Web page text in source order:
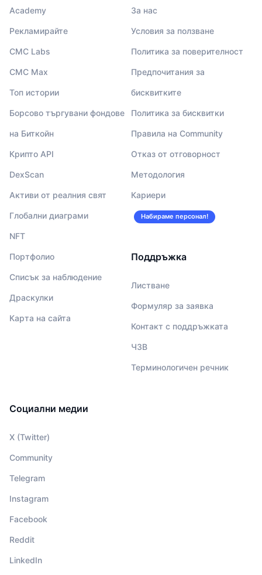
Academy
Рекламирайте
CMC Labs
CMC Max
Топ истории
Борсово търгувани фондове
на Биткойн
Крипто API
DexScan
Активи от реалния свят
Глобални диаграми
NFT
Портфолио
Списък за наблюдение
Драскулки
Карта на сайта
За нас
Условия за ползване
Политика за поверителност
Предпочитания за
бисквитките
Политика за бисквитки
Правила на Community
Отказ от отговорност
Методология
Кариери
Набираме персонал!
Поддръжка
Листване
Формуляр за заявка
Контакт с поддръжката
ЧЗВ
Терминологичен речник
Социални медии
X (Twitter)
Community
Telegram
Instagram
Facebook
Reddit
LinkedIn